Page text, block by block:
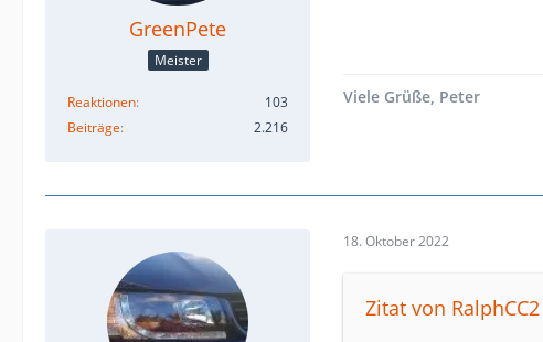
GreenPete
Meister
Reaktionen
103
Beiträge
2.216
Viele Grüße, Peter
18. Oktober 2022
Zitat von RalphCC2